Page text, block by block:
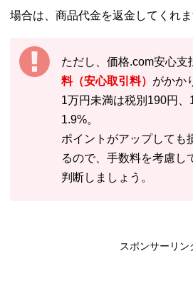
場合は、商品代金を返金してくれま
ただし、価格.com安心支
料（安心取引料） がかか
1万円未満は税別190円、
1.9%。
ポイントがアップしても
るので、手数料を考慮し
判断しましょう。
スポンサーリン